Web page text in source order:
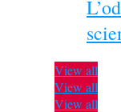
View all
View all
View all